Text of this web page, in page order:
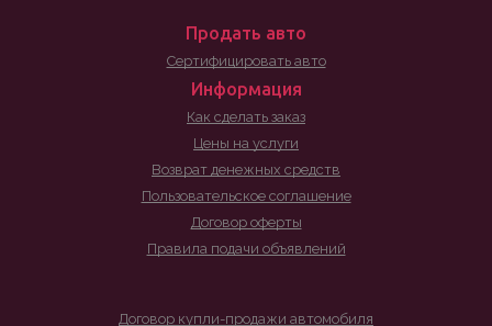
Продать авто
Сертифицировать авто
Информация
Как сделать заказ
Цены на услуги
Возврат денежных средств
Пользовательское соглашение
Договор оферты
Правила подачи объявлений
Договор купли-продажи автомобиля